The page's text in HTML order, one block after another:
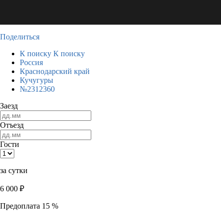
Поделиться
К поиску К поиску
Россия
Краснодарский край
Кучугуры
№2312360
Заезд
Отъезд
Гости
за сутки
6 000 ₽
Предоплата 15 %